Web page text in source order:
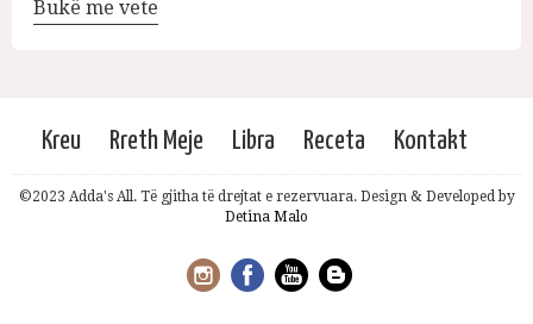
Bukë me vete
Kreu Rreth Meje Libra Receta Kontakt
©2023 Adda's All. Të gjitha të drejtat e rezervuara. Design & Developed by
Detina Malo